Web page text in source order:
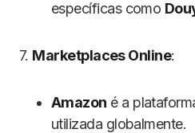
específicas como
7. Marketplaces Online:
Amazon é a
utilizada globalmente.